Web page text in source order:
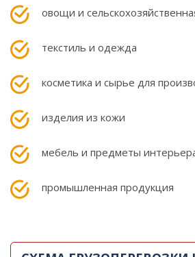
овощи и
текстиль и одежда
косметика и сырье для
изделия из кожи
мебель и предметы
промышленная продукция